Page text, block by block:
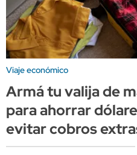
Viaje económico
Armá tu valija de
para ahorrar
evitar cobros